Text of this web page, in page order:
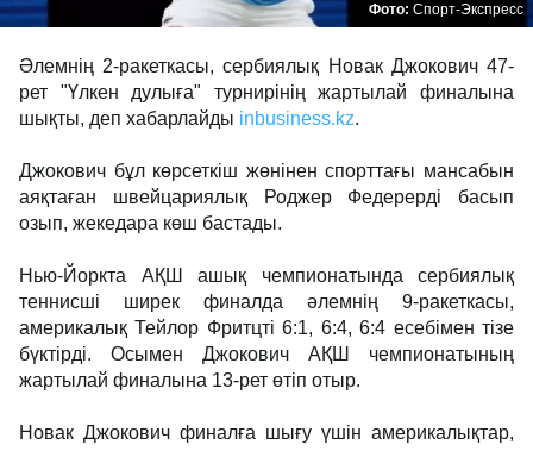
Фото: Спорт-Экспресс
Әлемнің 2-ракеткасы, сербиялық Новак Джокович 47-
рет "Үлкен дулыға" турнирінің жартылай финалына
шықты, деп хабарлайды inbusiness.kz.
Джокович бұл көрсеткіш жөнінен спорттағы мансабын
аяқтаған швейцариялық Роджер Федерерді басып
озып, жекедара көш бастады.
Нью-Йоркта АҚШ ашық чемпионатында сербиялық
теннисші ширек финалда әлемнің 9-ракеткасы,
америкалық Тейлор Фритцті 6:1, 6:4, 6:4 есебімен тізе
бүктірді. Осымен Джокович АҚШ чемпионатының
жартылай финалына 13-рет өтіп отыр.
Новак Джокович финалға шығу үшін америкалықтар,